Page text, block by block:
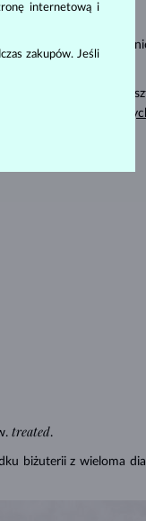
). Te cechy mają
na inne fantazyjne
treated.
biżuterii z wieloma
internetową i
zakupów. Jeśli